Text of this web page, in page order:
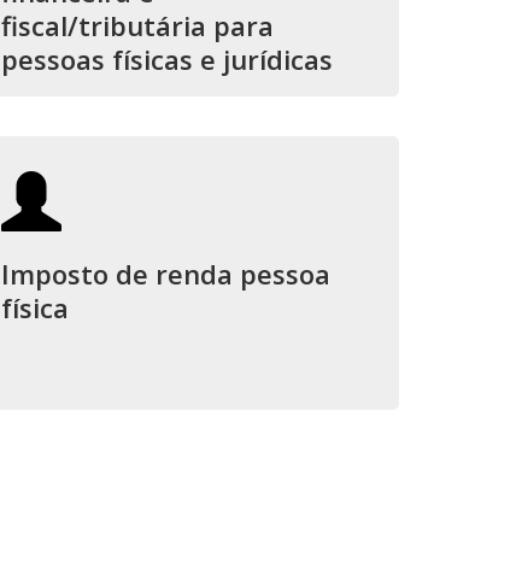
fiscal/tributária para
pessoas físicas e jurídicas
Imposto de renda pessoa
física